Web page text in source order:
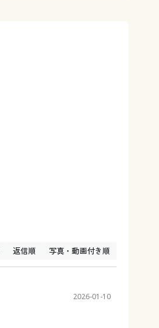
返信順 写真・動画付き順
2026-01-10